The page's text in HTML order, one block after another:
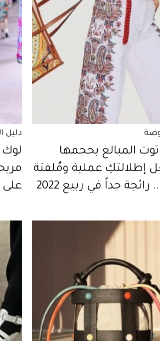
المبالغ بحجمها
إطلالتكِ عملية ومُلفتة
جداً في ربيع 2022
دليل
لوك